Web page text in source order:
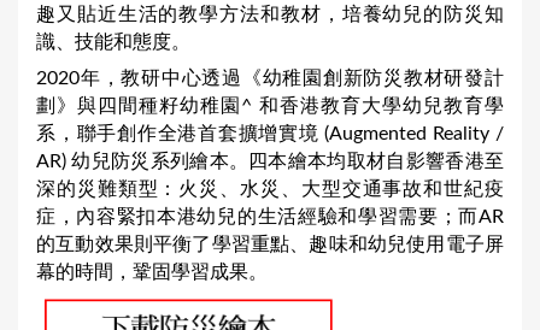
趣又貼近生活的教學方法和教材，培養幼兒的防災知
識、技能和態度。
2020年，教研中心透過《幼稚園創新防災教材研發計
劃》與四間種籽幼稚園^ 和香港教育大學幼兒教育學
系，聯手創作全港首套擴增實境 (Augmented Reality /
AR) 幼兒防災系列繪本。四本繪本均取材自影響香港至
深的災難類型：火災、水災、大型交通事故和世紀疫
症，內容緊扣本港幼兒的生活經驗和學習需要；而AR
的互動效果則平衡了學習重點、趣味和幼兒使用電子屏
幕的時間，鞏固學習成果。